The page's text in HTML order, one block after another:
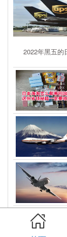
2022年黑五的